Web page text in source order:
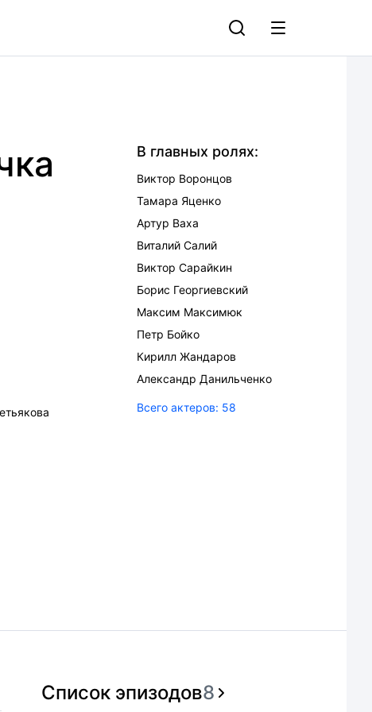
В главных ролях:
Виктор Воронцов
Тамара Яценко
Артур Ваха
Виталий Салий
Виктор Сарайкин
Борис Георгиевский
Максим Максимюк
Петр Бойко
Кирилл Жандаров
Александр Данильченко
Всего актеров: 58
Список эпизодов8